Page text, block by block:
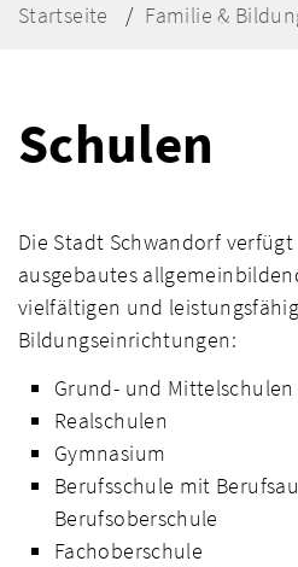
Startseite Familie &
Schulen
Die Stadt Schwandorf
ausgebautes
vielfältigen und
Bildungseinrichtungen:
Grund- und Mittelschulen
Realschulen
Gymnasium
Berufsschule mit
Berufsoberschule
Fachoberschule